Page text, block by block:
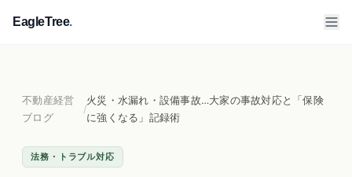
EagleTree.
不動産経営
ブログ
/
火災・水漏れ・設備事故…大家の事故対応と「保険
に強くなる」記録術
法務・トラブル対応